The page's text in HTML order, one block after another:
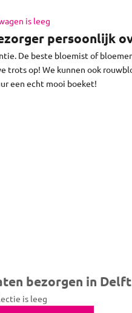
is leeg
zaterdag voor 11:30 uur)
op zon- en feestdagen
persoonlijk
De beste bloemist of
trots op! We kunnen ook
een echt mooi boeket!
bezorgen in Delft
is leeg